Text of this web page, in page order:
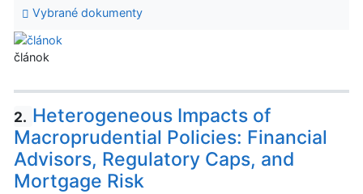
Vybrané dokumenty
článok
2. Heterogeneous Impacts of
Macroprudential Policies: Financial
Advisors, Regulatory Caps, and
Mortgage Risk